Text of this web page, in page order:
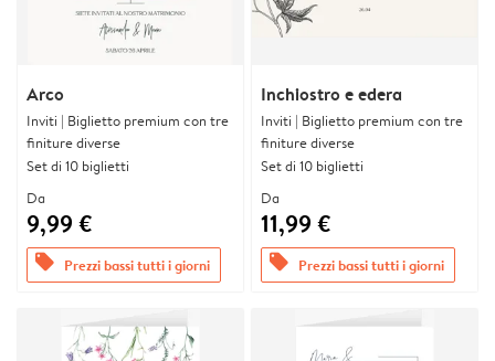
Arco
Inviti | Biglietto premium con tre
finiture diverse
Set di 10 biglietti
Da
9,99 €
offers Prezzi bassi tutti i giorni
Inchiostro e edera
Inviti | Biglietto premium con tre
finiture diverse
Set di 10 biglietti
Da
11,99 €
offers Prezzi bassi tutti i giorni